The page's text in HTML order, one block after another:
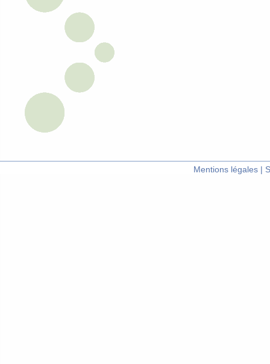
Mentions légales |